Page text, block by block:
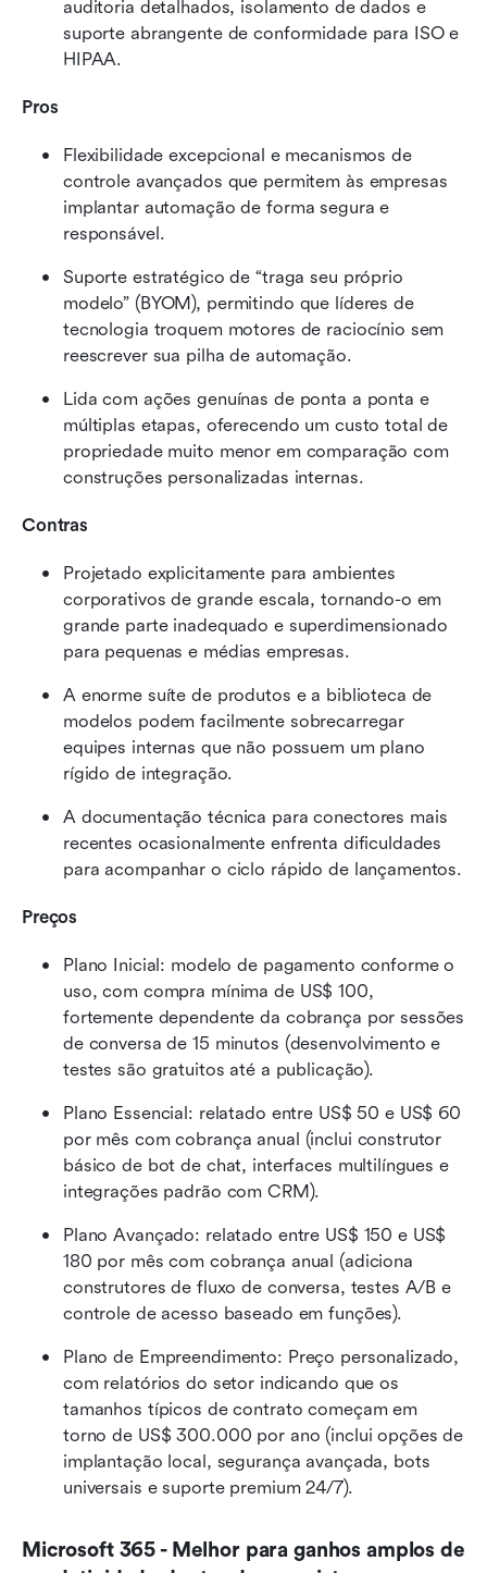
auditoria detalhados, isolamento de dados e
suporte abrangente de conformidade para ISO e
HIPAA.
Pros
Flexibilidade excepcional e mecanismos de
controle avançados que permitem às empresas
implantar automação de forma segura e
responsável.
Suporte estratégico de “traga seu próprio
modelo” (BYOM), permitindo que líderes de
tecnologia troquem motores de raciocínio sem
reescrever sua pilha de automação.
Lida com ações genuínas de ponta a ponta e
múltiplas etapas, oferecendo um custo total de
propriedade muito menor em comparação com
construções personalizadas internas.
Contras
Projetado explicitamente para ambientes
corporativos de grande escala, tornando-o em
grande parte inadequado e superdimensionado
para pequenas e médias empresas.
A enorme suíte de produtos e a biblioteca de
modelos podem facilmente sobrecarregar
equipes internas que não possuem um plano
rígido de integração.
A documentação técnica para conectores mais
recentes ocasionalmente enfrenta dificuldades
para acompanhar o ciclo rápido de lançamentos.
Preços
Plano Inicial: modelo de pagamento conforme o
uso, com compra mínima de US$ 100,
fortemente dependente da cobrança por sessões
de conversa de 15 minutos (desenvolvimento e
testes são gratuitos até a publicação).
Plano Essencial: relatado entre US$ 50 e US$ 60
por mês com cobrança anual (inclui construtor
básico de bot de chat, interfaces multilíngues e
integrações padrão com CRM).
Plano Avançado: relatado entre US$ 150 e US$
180 por mês com cobrança anual (adiciona
construtores de fluxo de conversa, testes A/B e
controle de acesso baseado em funções).
Plano de Empreendimento: Preço personalizado,
com relatórios do setor indicando que os
tamanhos típicos de contrato começam em
torno de US$ 300.000 por ano (inclui opções de
implantação local, segurança avançada, bots
universais e suporte premium 24/7).
Microsoft 365 - Melhor para ganhos amplos de